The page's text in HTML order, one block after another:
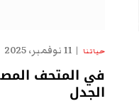
حياتنا 11 نوفمبر، 2025
في المتحف
الجدل